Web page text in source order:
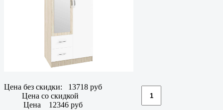
Цена без скидки:
13718 руб
Цена со скидкой
Цена
12346 руб